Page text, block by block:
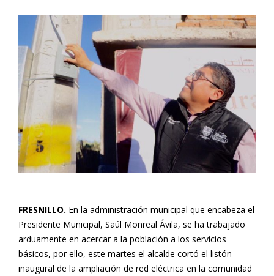
FRESNILLO. En la administración municipal que encabeza el
Presidente Municipal, Saúl Monreal Ávila, se ha trabajado
arduamente en acercar a la población a los servicios
básicos, por ello, este martes el alcalde cortó el listón
inaugural de la ampliación de red eléctrica en la comunidad